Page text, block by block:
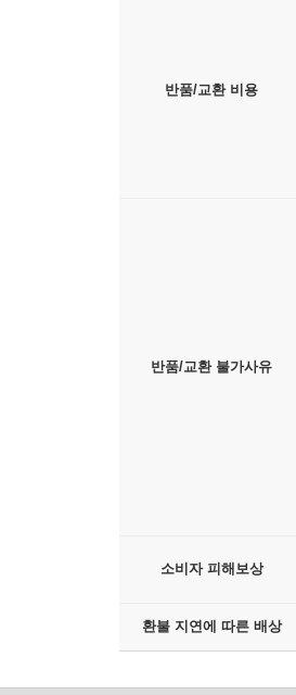
반품/교환 비용
반품/교환 불가사유
소비자 피해보상
환불 지연에 따른 배상